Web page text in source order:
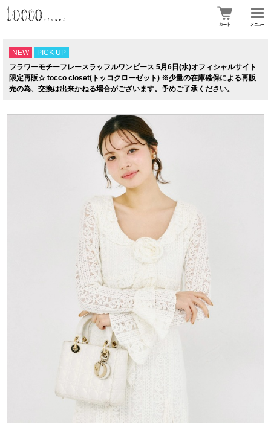
NEW
PICK UP
フラワーモチーフレースラッフルワンピース 5月6日(水)オフィシャルサイト
限定再販☆ tocco closet(トッコクローゼット) ※少量の在庫確保による再販
売の為、交換は出来かねる場合がございます。予めご了承ください。